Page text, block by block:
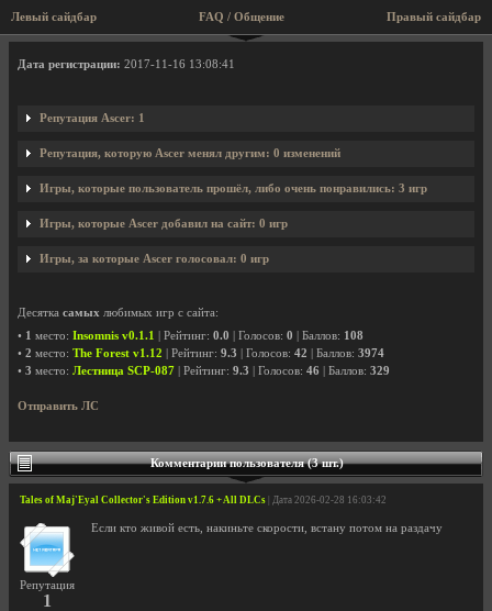
Левый сайдбар Правый сайдбар
FAQ / Общение
Профиль пользователя Ascer
Дата регистрации: 2017-11-16 13:08:41
Репутация Ascer: 1
Репутация, которую Ascer менял другим: 0 изменений
Игры, которые пользователь прошёл, либо очень понравились: 3 игр
Игры, которые Ascer добавил на сайт: 0 игр
Игры, за которые Ascer голосовал: 0 игр
Десятка самых любимых игр с сайта:
• 1 место: Insomnis v0.1.1 | Рейтинг: 0.0 | Голосов: 0 | Баллов: 108
• 2 место: The Forest v1.12 | Рейтинг: 9.3 | Голосов: 42 | Баллов: 3974
• 3 место: Лестница SCP-087 | Рейтинг: 9.3 | Голосов: 46 | Баллов: 329
Отправить ЛС
Комментарии пользователя (3 шт.)
Tales of Maj'Eyal Collector's Edition v1.7.6 + All DLCs | Дата 2026-02-28 16:03:42
Репутация
1
Если кто живой есть, накиньте скорости, встану потом на раздачу